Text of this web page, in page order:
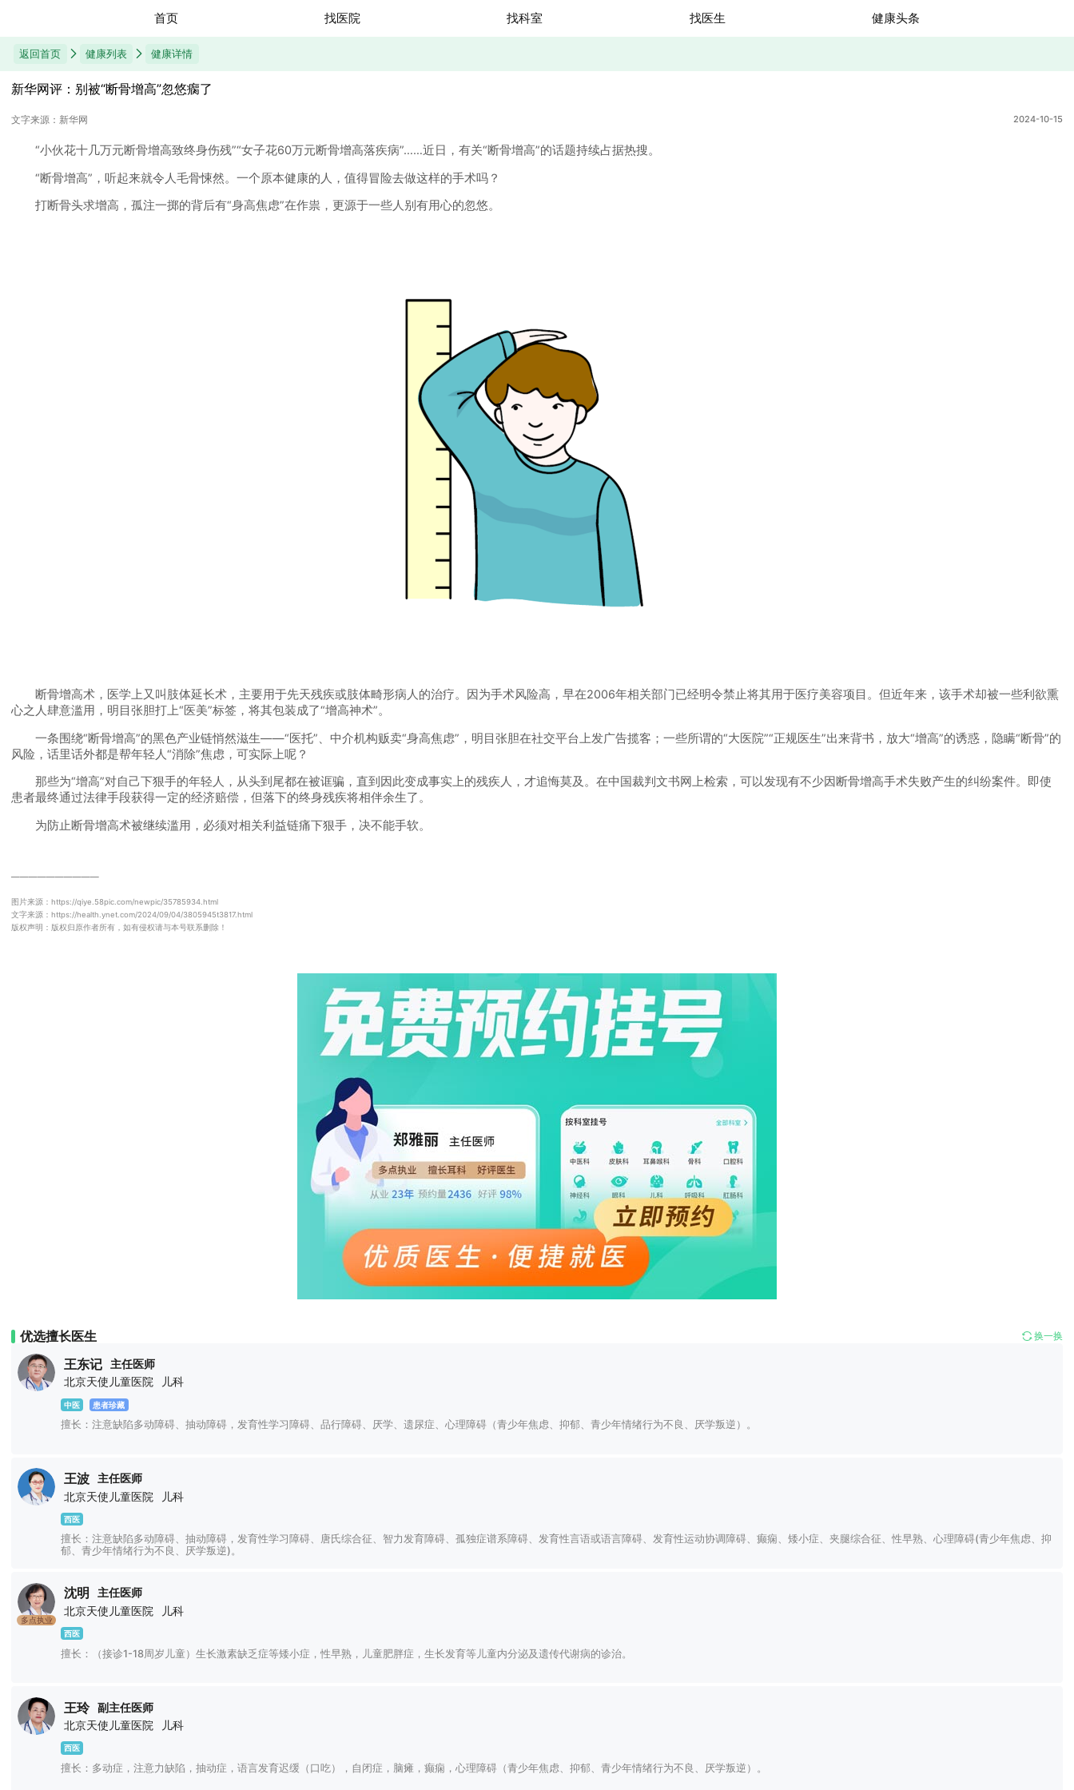
首页 找医院 找科室 找医生 健康头条
返回首页 健康列表 健康详情
新华网评：别被“断骨增高”忽悠瘸了
文字来源：新华网 2024-10-15
“小伙花十几万元断骨增高致终身伤残”“女子花60万元断骨增高落疾病”……近日，有关“断骨增高”的话题持续占据热搜。
“断骨增高”，听起来就令人毛骨悚然。一个原本健康的人，值得冒险去做这样的手术吗？
打断骨头求增高，孤注一掷的背后有“身高焦虑”在作祟，更源于一些人别有用心的忽悠。
断骨增高术，医学上又叫肢体延长术，主要用于先天残疾或肢体畸形病人的治疗。因为手术风险高，早在2006年相关部门已经明令禁止将其用于医疗美容项目。但近年来，该手术却被一些利欲熏
心之人肆意滥用，明目张胆打上“医美”标签，将其包装成了“增高神术”。
一条围绕“断骨增高”的黑色产业链悄然滋生——“医托”、中介机构贩卖“身高焦虑”，明目张胆在社交平台上发广告揽客；一些所谓的“大医院”“正规医生”出来背书，放大“增高”的诱惑，隐瞒“断骨”的
风险，话里话外都是帮年轻人“消除”焦虑，可实际上呢？
那些为“增高”对自己下狠手的年轻人，从头到尾都在被诓骗，直到因此变成事实上的残疾人，才追悔莫及。在中国裁判文书网上检索，可以发现有不少因断骨增高手术失败产生的纠纷案件。即使
患者最终通过法律手段获得一定的经济赔偿，但落下的终身残疾将相伴余生了。
为防止断骨增高术被继续滥用，必须对相关利益链痛下狠手，决不能手软。
──────────
图片来源：https://qiye.58pic.com/newpic/35785934.html
文字来源：https://health.ynet.com/2024/09/04/3805945t3817.html
版权声明：版权归原作者所有，如有侵权请与本号联系删除！
优选擅长医生 换一换
王东记
主任医师
北京天使儿童医院
儿科
中医 患者珍藏
擅长：注意缺陷多动障碍、抽动障碍，发育性学习障碍、品行障碍、厌学、遗尿症、心理障碍（青少年焦虑、抑郁、青少年情绪行为不良、厌学叛逆）。
王波
主任医师
北京天使儿童医院
儿科
西医
擅长：注意缺陷多动障碍、抽动障碍，发育性学习障碍、唐氏综合征、智力发育障碍、孤独症谱系障碍、发育性言语或语言障碍、发育性运动协调障碍、癫痫、矮小症、夹腿综合征、性早熟、心理障碍(青少年焦虑、抑
郁、青少年情绪行为不良、厌学叛逆)。
多点执业
沈明
主任医师
北京天使儿童医院
儿科
西医
擅长：（接诊1-18周岁儿童）生长激素缺乏症等矮小症，性早熟，儿童肥胖症，生长发育等儿童内分泌及遗传代谢病的诊治。
王玲
副主任医师
北京天使儿童医院
儿科
西医
擅长：多动症，注意力缺陷，抽动症，语言发育迟缓（口吃），自闭症，脑瘫，癫痫，心理障碍（青少年焦虑、抑郁、青少年情绪行为不良、厌学叛逆）。